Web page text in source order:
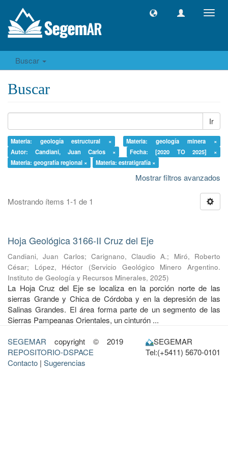
Buscar
Buscar
Ir
Materia: geología estructural ×
Materia: geología minera ×
Autor: Candiani, Juan Carlos ×
Fecha: [2020 TO 2025] ×
Materia: geografía regional ×
Materia: estratigrafía ×
Mostrar filtros avanzados
Mostrando ítems 1-1 de 1
Hoja Geológica 3166-II Cruz del Eje
Candiani, Juan Carlos; Carignano, Claudio A.; Miró, Roberto
César; López, Héctor (Servicio Geológico Minero Argentino.
Instituto de Geología y Recursos Minerales, 2025)
La Hoja Cruz del Eje se localiza en la porción norte de las
sierras Grande y Chica de Córdoba y en la depresión de las
Salinas Grandes. El área forma parte de un segmento de las
Sierras Pampeanas Orientales, un cinturón ...
SEGEMAR copyright © 2019
REPOSITORIO-DSPACE
Contacto | Sugerencias
SEGEMAR
Tel:(+5411) 5670-0101